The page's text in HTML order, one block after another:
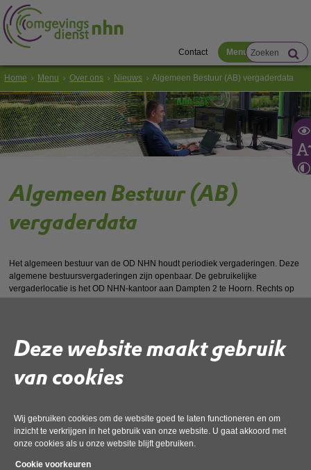
Deze website maakt gebruik
van cookies
Wij gebruiken cookies om de website goed te laten functioneren en om
inzicht te verkrijgen in het gebruik van onze website. U gaat akkoord met
onze cookies als u onze website blijft gebruiken.
Cookie voorkeuren
Contact Menu
Home Menu Over ons Nieuws Algemeen Bestuur (AB) vergaderdata
Algemeen Bestuur (AB)
vergaderdata
Het algemeen bestuur van de OD NHN houdt periodiek vergaderingen. Deze
algemene bestuursvergaderingen zijn openbaar. De gebruikelijke
vergaderlocatie is het OD NHN-kantoor aan Dampten 2 te Hoorn. Rechts op
Deel deze pagina